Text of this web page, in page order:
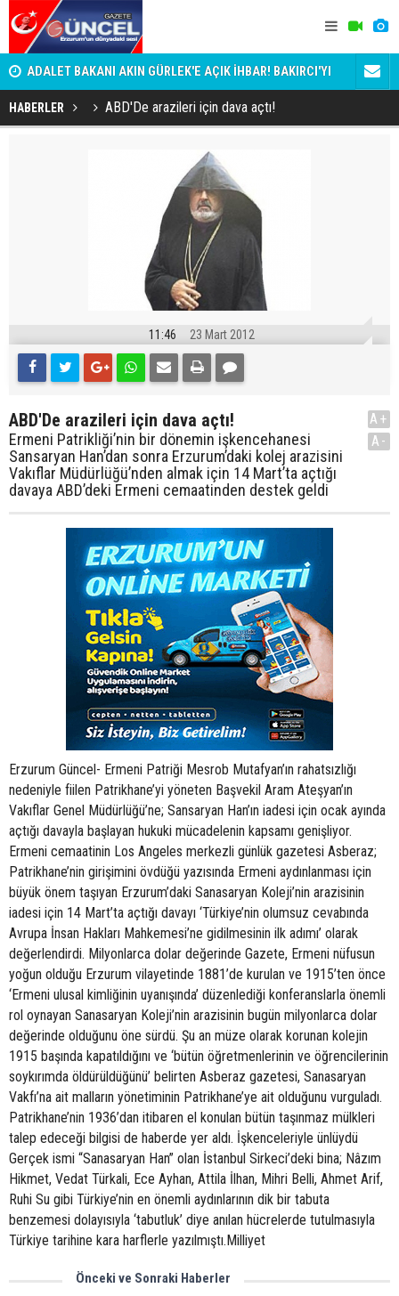
ADALET BAKANI AKIN GÜRLEK'E AÇIK İHBAR! BAKIRCI'YI
KİM KORUYOR?
HABERLER ABD'De arazileri için dava açtı!
11:46 23 Mart 2012
ABD'De arazileri için dava açtı!
Ermeni Patrikliği’nin bir dönemin işkencehanesi
Sansaryan Han’dan sonra Erzurum’daki kolej arazisini
Vakıflar Müdürlüğü’nden almak için 14 Mart’ta açtığı
davaya ABD’deki Ermeni cemaatinden destek geldi
A+
A-
Erzurum Güncel- Ermeni Patriği Mesrob Mutafyan’ın rahatsızlığı
nedeniyle fiilen Patrikhane’yi yöneten Başvekil Aram Ateşyan’ın
Vakıflar Genel Müdürlüğü’ne; Sansaryan Han’ın iadesi için ocak ayında
açtığı davayla başlayan hukuki mücadelenin kapsamı genişliyor.
Ermeni cemaatinin Los Angeles merkezli günlük gazetesi Asberaz;
Patrikhane’nin girişimini övdüğü yazısında Ermeni aydınlanması için
büyük önem taşıyan Erzurum’daki Sanasaryan Koleji’nin arazisinin
iadesi için 14 Mart’ta açtığı davayı ‘Türkiye’nin olumsuz cevabında
Avrupa İnsan Hakları Mahkemesi’ne gidilmesinin ilk adımı’ olarak
değerlendirdi. Milyonlarca dolar değerinde Gazete, Ermeni nüfusun
yoğun olduğu Erzurum vilayetinde 1881’de kurulan ve 1915’ten önce
‘Ermeni ulusal kimliğinin uyanışında’ düzenlediği konferanslarla önemli
rol oynayan Sanasaryan Koleji’nin arazisinin bugün milyonlarca dolar
değerinde olduğunu öne sürdü. Şu an müze olarak korunan kolejin
1915 başında kapatıldığını ve ‘bütün öğretmenlerinin ve öğrencilerinin
soykırımda öldürüldüğünü’ belirten Asberaz gazetesi, Sanasaryan
Vakfı’na ait malların yönetiminin Patrikhane’ye ait olduğunu vurguladı.
Patrikhane’nin 1936’dan itibaren el konulan bütün taşınmaz mülkleri
talep edeceği bilgisi de haberde yer aldı. İşkenceleriyle ünlüydü
Gerçek ismi “Sanasaryan Han” olan İstanbul Sirkeci’deki bina; Nâzım
Hikmet, Vedat Türkali, Ece Ayhan, Attila İlhan, Mihri Belli, Ahmet Arif,
Ruhi Su gibi Türkiye’nin en önemli aydınlarının dik bir tabuta
benzemesi dolayısıyla ‘tabutluk’ diye anılan hücrelerde tutulmasıyla
Türkiye tarihine kara harflerle yazılmıştı.Milliyet
Önceki ve Sonraki Haberler